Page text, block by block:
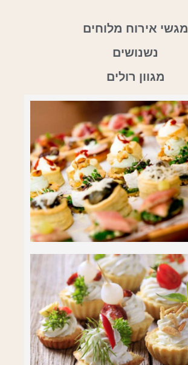
מגשי אירוח מלוחים
נשנושים
מגוון רולים